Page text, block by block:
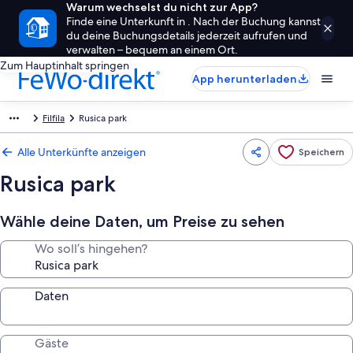
Warum wechselst du nicht zur App?
Finde eine Unterkunft in . Nach der Buchung kannst
du deine Buchungsdetails jederzeit aufrufen und
verwalten – bequem an einem Ort.
Zum Hauptinhalt springen
App herunterladen
Filfila Rusica park
Alle Unterkünfte anzeigen Speichern
Rusica park
Wähle deine Daten, um Preise zu sehen
Wo soll’s hingehen?
Daten
Gäste